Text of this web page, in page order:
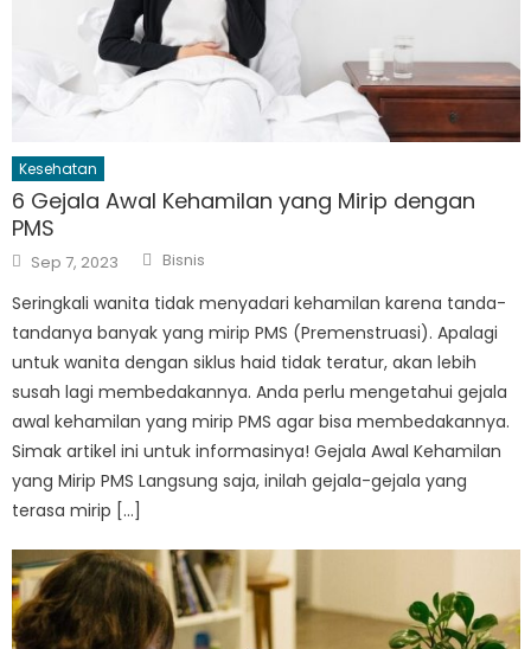
Kesehatan
6 Gejala Awal Kehamilan yang Mirip dengan
PMS
Posted
on
Sep 7, 2023 Author
Bisnis
Seringkali wanita tidak menyadari kehamilan karena tanda-
tandanya banyak yang mirip PMS (Premenstruasi). Apalagi
untuk wanita dengan siklus haid tidak teratur, akan lebih
susah lagi membedakannya. Anda perlu mengetahui gejala
awal kehamilan yang mirip PMS agar bisa membedakannya.
Simak artikel ini untuk informasinya! Gejala Awal Kehamilan
yang Mirip PMS Langsung saja, inilah gejala-gejala yang
terasa mirip […]